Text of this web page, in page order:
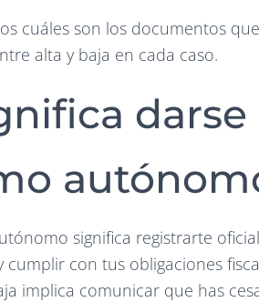
cuáles son los documentos
alta y baja en cada caso.
significa registrarte
con tus obligaciones
implica comunicar que has